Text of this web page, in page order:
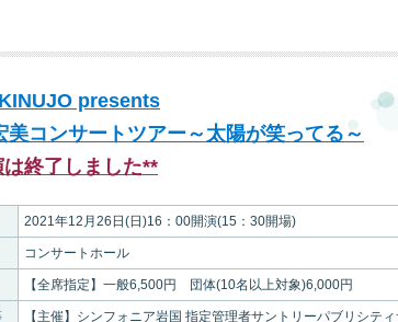
presents
美コンサートツアー～太陽が笑ってる～
終了しました**
2021年12月26日(日)16：00開演(15：30開場)
コンサートホール
【全席指定】一般6,500円 団体(10名以上対象)6,000円
【主催】シンフォニア岩国 指定管理者サントリーパブリシテ